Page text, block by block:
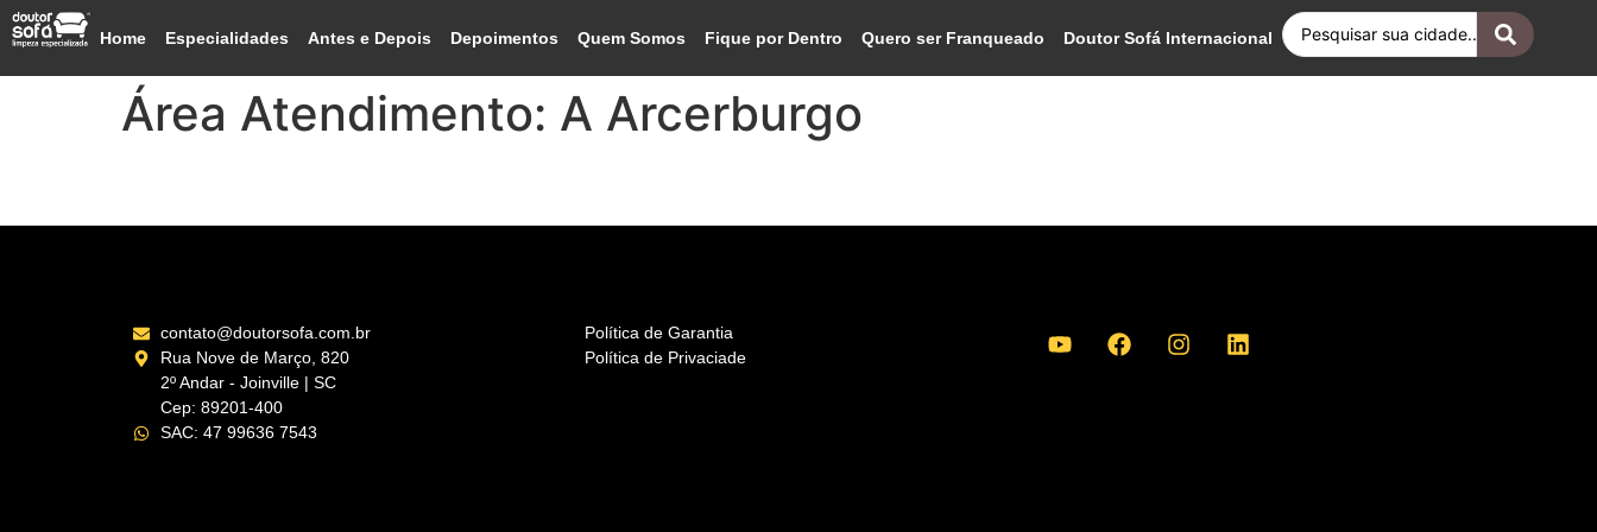
Home Especialidades Antes e Depois Depoimentos Quem Somos Fique por Dentro Quero ser Franqueado Doutor Sofá Internacional
Área Atendimento: A Arcerburgo
contato@doutorsofa.com.br
Rua Nove de Março, 820
2º Andar - Joinville | SC
Cep: 89201-400
SAC: 47 99636 7543
Política de Garantia
Política de Privaciade